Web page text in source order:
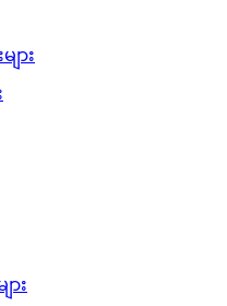
ား
ား